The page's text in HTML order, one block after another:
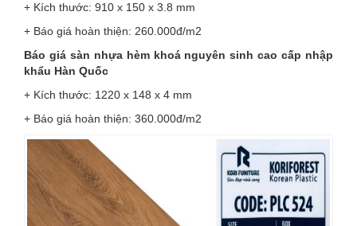
+ Kích thước: 910 x 150 x 3.8 mm
+ Báo giá hoàn thiện: 260.000đ/m2
Báo giá sàn nhựa hèm khoá nguyên sinh cao cấp nhập
khẩu Hàn Quốc
+ Kích thước: 1220 x 148 x 4 mm
+ Báo giá hoàn thiện: 360.000đ/m2